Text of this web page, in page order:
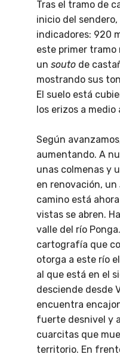
Tras el tramo de
inicio del
indicadores: 920
este primer tramo
un souto de
mostrando sus
El suelo está
los erizos a medio
Según
aumentando. A
unas colmenas y
en renovación, un
camino está
vistas se abren.
valle del río
cartografía que
otorga a este río
al que está en el
desciende desde
encuentra
fuerte desnivel y
cuarcitas que
territorio. En